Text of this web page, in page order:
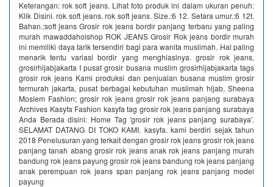
Keterangan: rok soft jeans. Lihat foto produk ini dalam ukuran penuh:
Klik Disini. rok soft jeans. rok soft jeans. Size.:6 12. Setara umur.:6 12t.
Bahan.:soft jeans Grosir rok jeans bordir panjang terbaru yang paling
murah mawaddaholshop ROK JEANS Grosir Rok jeans bordir murah
ini memiliki daya tarik tersendiri bagi para wanita muslimah. Hal paling
menarik tentu variasi bordir yang menghiasinya. grosir rok jeans,
grosirhijabjakarta I pusat grosir busana muslim grosirhijabjakarta tags
grosir rok jeans Kami produksi dan penjualan busana muslim grosir
termurah jakarta, pusat berbagai kebutuhan muslimah hijab, Sheena
Moslem Fashion; grosir rok jeans grosir rok jeans panjang surabaya
Archives Kasyfa Fashion kasyfa tag grosir rok jeans panjang surabaya
Anda Berada disini: Home Tag 'grosir rok jeans panjang surabaya'.
SELAMAT DATANG DI TOKO KAMI. kasyfa. kami berdiri sejak tahun
2018 Penelusuran yang terkait dengan grosir rok jeans grosir rok jeans
panjang tanah abang grosir rok jeans anak rok jeans panjang murah
bandung rok jeans payung grosir rok jeans bandung rok jeans panjang
anak perempuan rok jeans span panjang rok jeans panjang model
payung